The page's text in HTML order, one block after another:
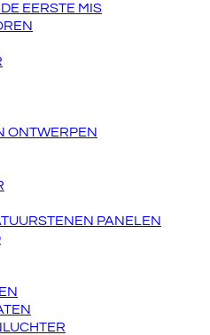
EERSTE MIS
ONTWERPEN
PANELEN